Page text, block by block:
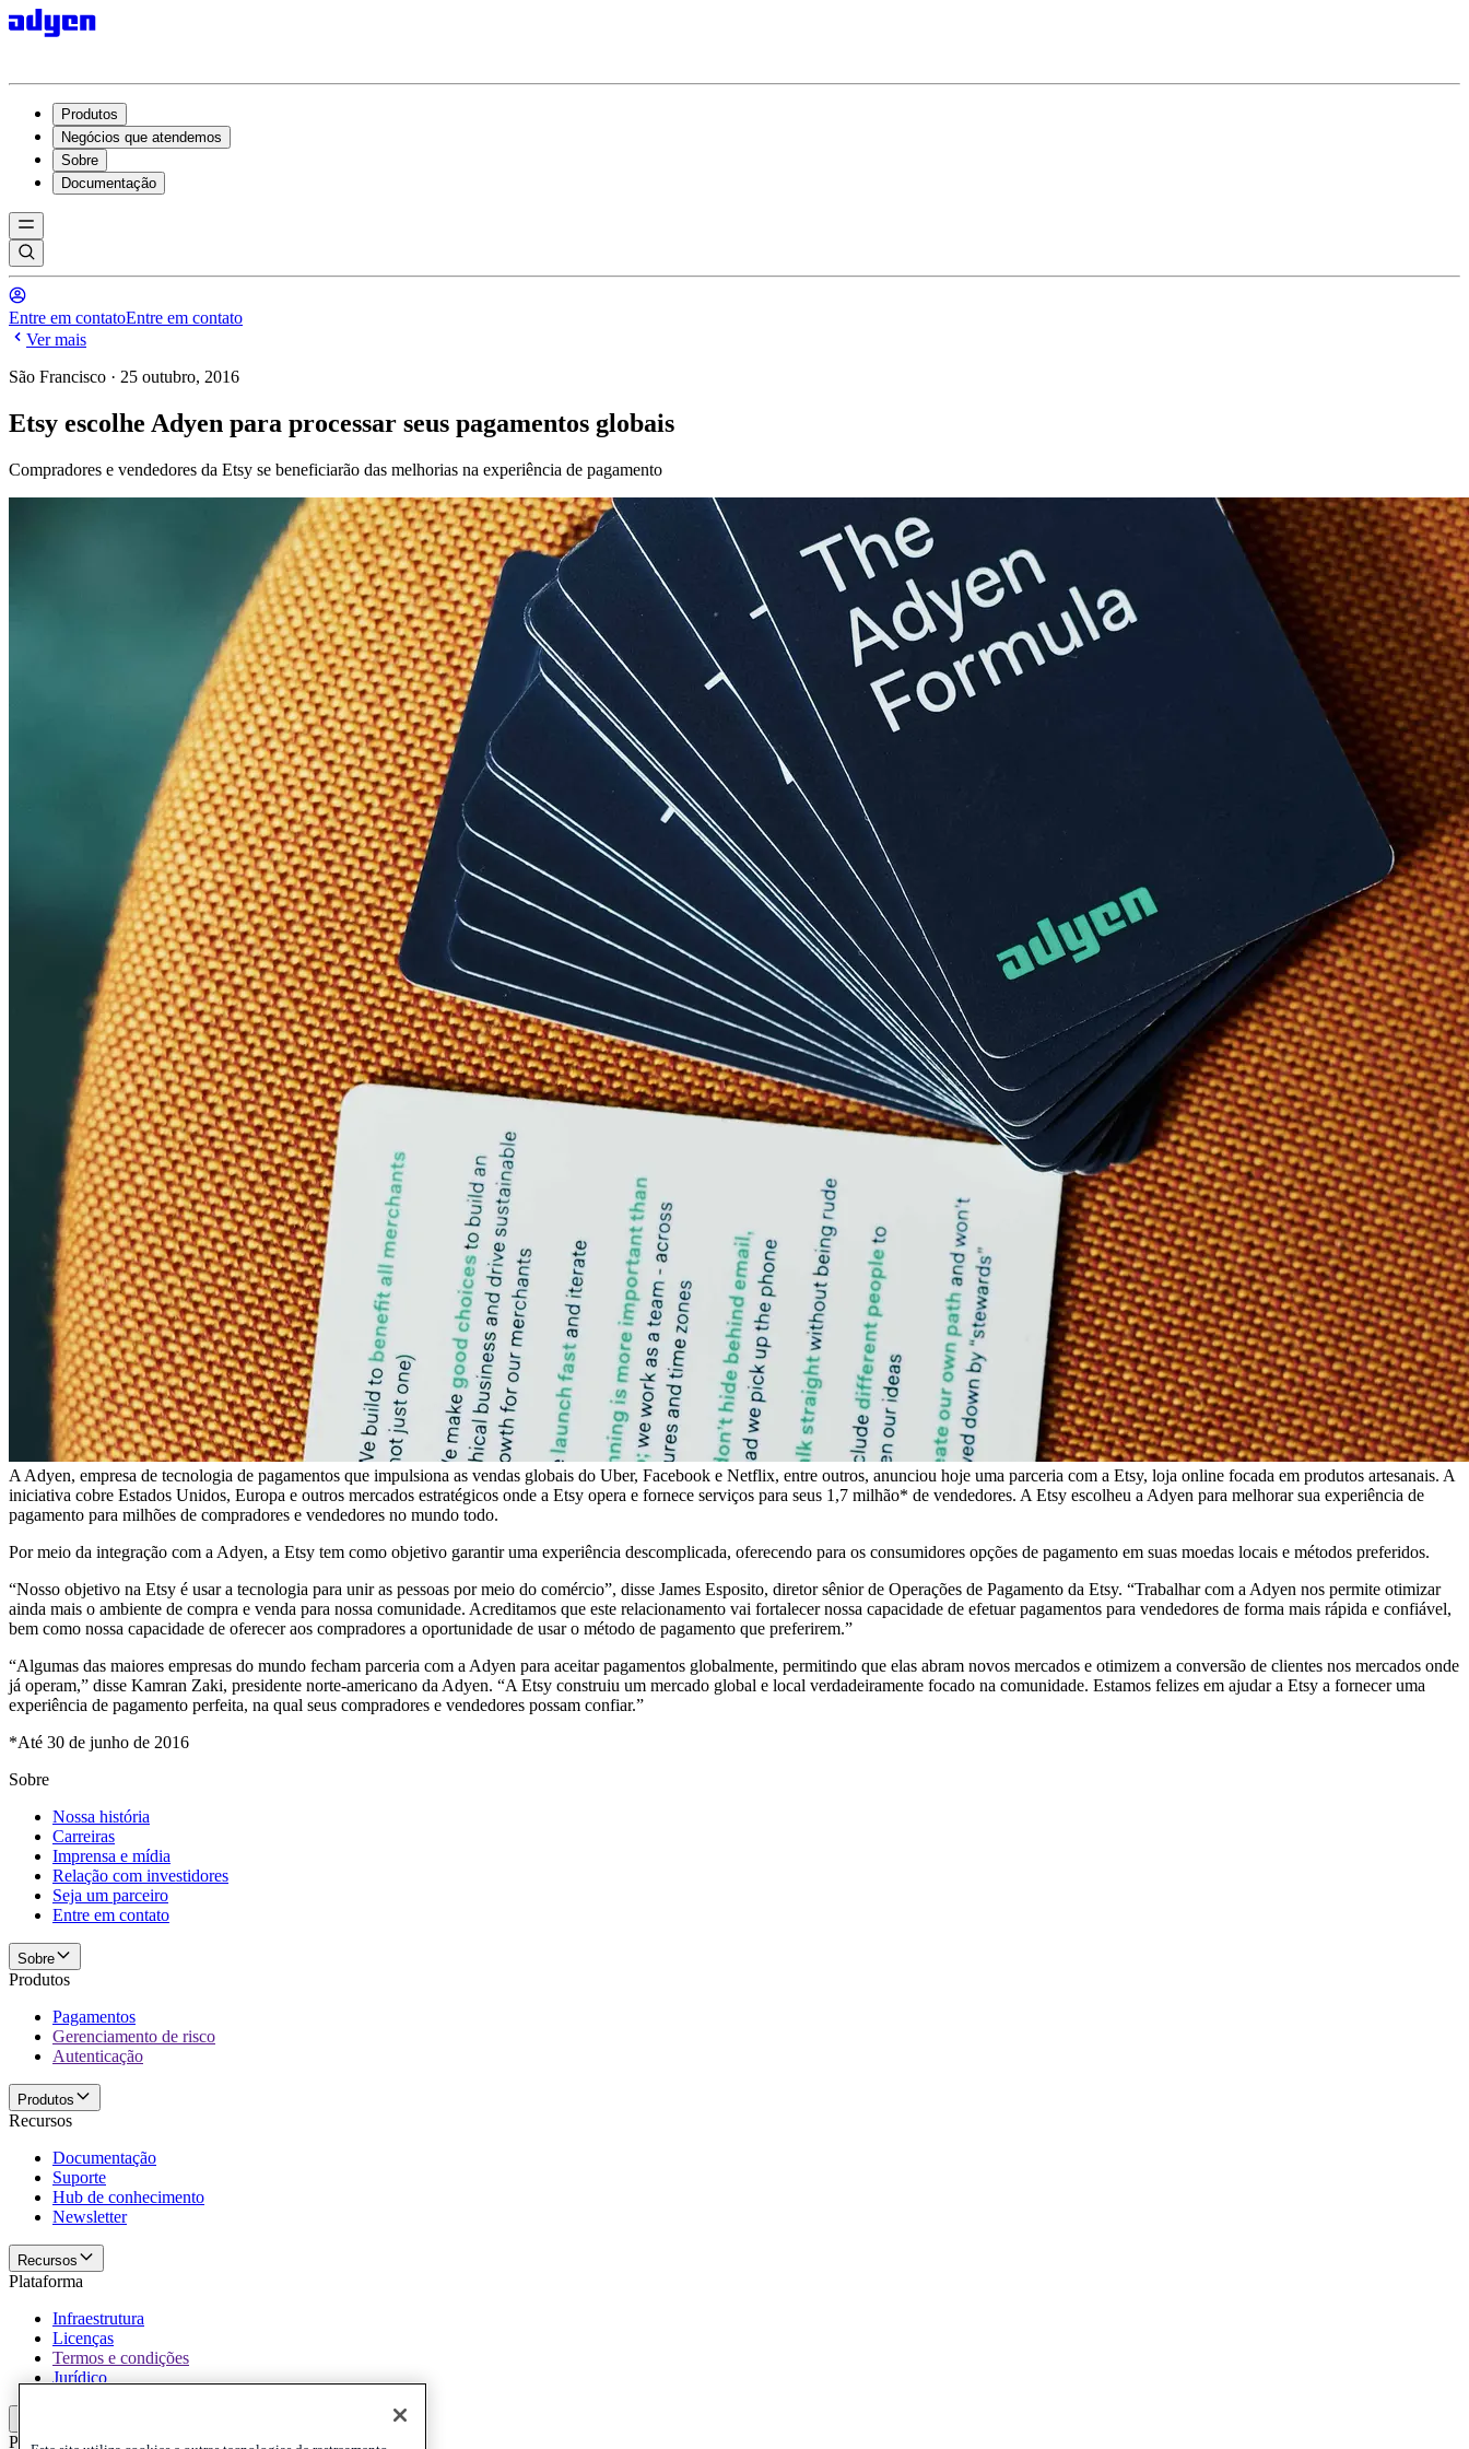
Produtos
Negócios que atendemos
Sobre
Documentação
Entre em contatoEntre em contato
Ver mais
São Francisco · 25 outubro, 2016
Etsy escolhe Adyen para processar seus pagamentos globais
Compradores e vendedores da Etsy se beneficiarão das melhorias na experiência de pagamento
A Adyen, empresa de tecnologia de pagamentos que impulsiona as vendas globais do Uber, Facebook e Netflix, entre outros, anunciou hoje uma parceria com a Etsy, loja online focada em produtos artesanais. A
iniciativa cobre Estados Unidos, Europa e outros mercados estratégicos onde a Etsy opera e fornece serviços para seus 1,7 milhão* de vendedores. A Etsy escolheu a Adyen para melhorar sua experiência de
pagamento para milhões de compradores e vendedores no mundo todo.
Por meio da integração com a Adyen, a Etsy tem como objetivo garantir uma experiência descomplicada, oferecendo para os consumidores opções de pagamento em suas moedas locais e métodos preferidos.
“Nosso objetivo na Etsy é usar a tecnologia para unir as pessoas por meio do comércio”, disse James Esposito, diretor sênior de Operações de Pagamento da Etsy. “Trabalhar com a Adyen nos permite otimizar
ainda mais o ambiente de compra e venda para nossa comunidade. Acreditamos que este relacionamento vai fortalecer nossa capacidade de efetuar pagamentos para vendedores de forma mais rápida e confiável,
bem como nossa capacidade de oferecer aos compradores a oportunidade de usar o método de pagamento que preferirem.”
“Algumas das maiores empresas do mundo fecham parceria com a Adyen para aceitar pagamentos globalmente, permitindo que elas abram novos mercados e otimizem a conversão de clientes nos mercados onde
já operam,” disse Kamran Zaki, presidente norte-americano da Adyen. “A Etsy construiu um mercado global e local verdadeiramente focado na comunidade. Estamos felizes em ajudar a Etsy a fornecer uma
experiência de pagamento perfeita, na qual seus compradores e vendedores possam confiar.”
*Até 30 de junho de 2016
Sobre
Nossa história
Carreiras
Imprensa e mídia
Relação com investidores
Seja um parceiro
Entre em contato
Sobre
Produtos
Pagamentos
Gerenciamento de risco
Autenticação
Produtos
Recursos
Documentação
Suporte
Hub de conhecimento
Newsletter
Recursos
Plataforma
Infraestrutura
Licenças
Termos e condições
Jurídico
Politicas e termo de responsabilidade